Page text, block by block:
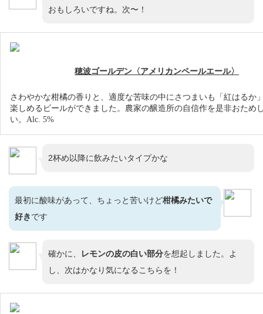
おもしろいですね。次〜！
穂波ゴールデン〈アメリカンペールエール〉
さわやかな柑橘の香りと、適度な苦味の中にさつまいも「紅はるか
楽しめるビールができました。農家の醸造所の自信作を是非おため
い。Alc. 5%
2杯め以降に飲みたいタイプかな
最初に酸味があって、ちょっと苦いけど柑橘みたいで
好きです
確かに、 レモンの皮の白い部分を想起しました。よ
し、次はかなり気になるこちらを！